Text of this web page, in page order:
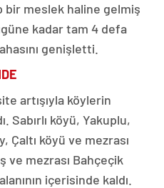
bir meslek haline gelmiş
kadar tam 4 defa
genişletti.
artışıyla köylerin
Sabırlı köyü, Yakuplu,
Çaltı köyü ve mezrası
ve mezrası Bahçeçik
içerisinde kaldı.